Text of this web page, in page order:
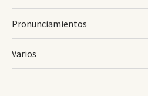
Pronunciamientos
Varios